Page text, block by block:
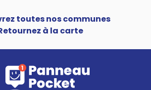
toutes nos communes
à la carte